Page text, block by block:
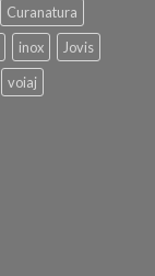
Curanatura
inox
Jovis
voiaj